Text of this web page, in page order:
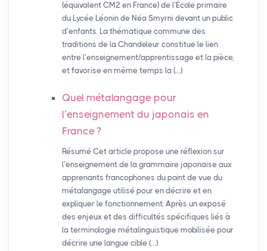
(équivalent CM2 en France) de l’École primaire
du Lycée Léonin de Néa Smyrni devant un public
d’enfants. La thématique commune des
traditions de la Chandeleur constitue le lien
entre l’enseignement/apprentissage et la pièce,
et favorise en même temps la (…)
Quel métalangage pour
l’enseignement du japonais en
France?
Résumé Cet article propose une réflexion sur
l’enseignement de la grammaire japonaise aux
apprenants francophones du point de vue du
métalangage utilisé pour en décrire et en
expliquer le fonctionnement. Après un exposé
des enjeux et des difficultés spécifiques liés à
la terminologie métalinguistique mobilisée pour
décrire une langue cible (…)